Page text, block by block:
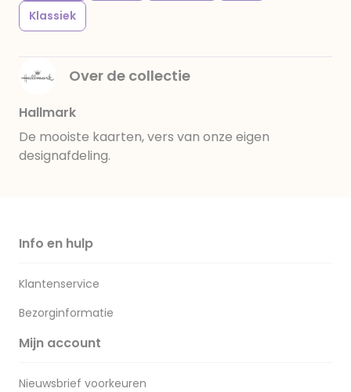
Klassiek
Over de collectie
Hallmark
De mooiste kaarten, vers van onze eigen
designafdeling.
Info en hulp
Klantenservice
Bezorginformatie
Mijn account
Nieuwsbrief voorkeuren